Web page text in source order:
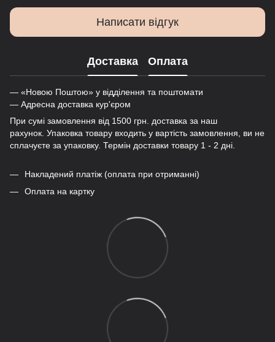
Написати відгук
Доставка Оплата
— «Новою Поштою» у відділення та поштомати
— Адресна доставка кур'єром
При сумі замовлення від 1500 грн. доставка за наш
рахунок. Упаковка товару входить у вартість замовлення, ви не
сплачуєте за упаковку. Термін доставки товару 1 - 2 дні.
Накладений платіж (оплата при отриманні)
Оплата на картку